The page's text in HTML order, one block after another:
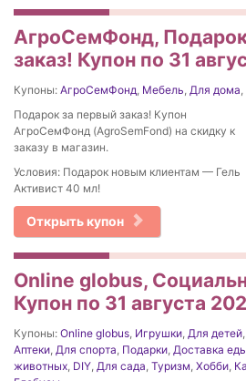
АгроСемФонд,
заказ! Купон по 31
Купоны: АгроСемФонд, Мебель, Для дома,
Подарок за первый заказ! Купон
АгроСемФонд (AgroSemFond) на скидку к
заказу в магазин.
Условия: Подарок новым клиентам — Гель
Активист 40 мл!
Открыть купон
Online globus,
Купон по 31 августа
Купоны: Online globus, Игрушки, Для детей,
Аптеки, Для спорта, Подарки, Доставка еды
животных, DIY, Для сада, Туризм, Хобби,